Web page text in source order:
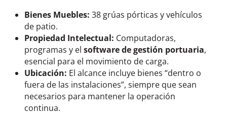
Bienes Muebles: 38 grúas pórticas y vehículos
de patio.
Propiedad Intelectual: Computadoras,
programas y el software de gestión portuaria,
esencial para el movimiento de carga.
Ubicación: El alcance incluye bienes “dentro o
fuera de las instalaciones”, siempre que sean
necesarios para mantener la operación
continua.